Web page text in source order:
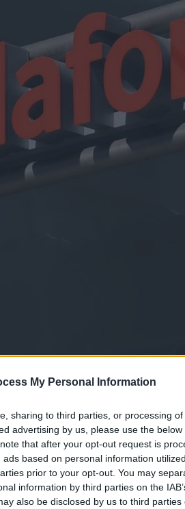
My Personal Information
sharing to third parties, or processing
advertising by us, please use the
that after your opt-out request is
based on personal information
prior to your opt-out. You may
information by third parties on the
also be disclosed by us to third parties
η οποία δίνει ένα 1TB
μας έδωσε 1 1TB το οποίο εμείς
έχουν ελάχιστα GB και όλη η
μεγάλη ποσότητα gigabyte σε ένα